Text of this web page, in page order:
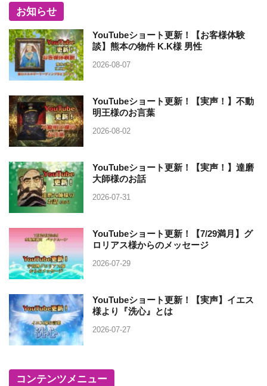
お知らせ
YouTubeショート更新！【お客様体験
談】熊本の物件 K.K様 男性
2026-08-07
YouTubeショート更新！【実声！】不動
明王様のお言葉
2026-08-02
YouTubeショート更新！【実声！】達磨
大師様のお話
2026-07-31
YouTubeショート更新！【7/29満月】グ
ロリアス様からのメッセージ
2026-07-29
YouTubeショート更新！【実声】イエス
様より『洗心』とは
2026-07-27
コンテンツメニュー